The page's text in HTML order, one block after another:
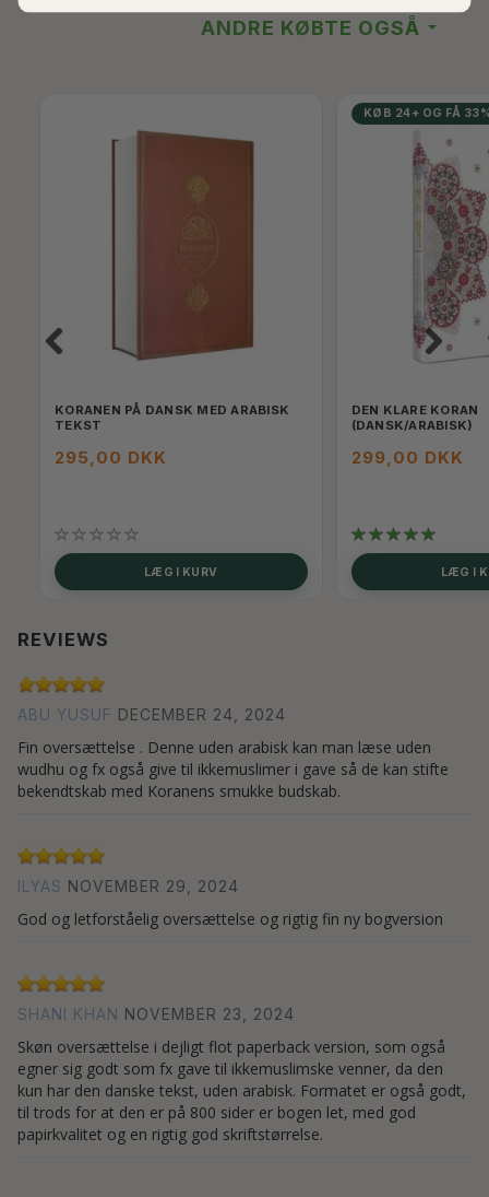
ANDRE KØBTE OGSÅ
KORANEN PÅ DANSK MED ARABISK
TEKST
295,00 DKK
LÆG I KURV
KØB 24+ OG FÅ
DEN KLARE KORAN
(DANSK/ARABISK)
299,00 DKK
LÆG I
REVIEWS
ABU YUSUF DECEMBER 24, 2024
Fin oversættelse . Denne uden arabisk kan man læse uden
wudhu og fx også give til ikkemuslimer i gave så de kan stifte
bekendtskab med Koranens smukke budskab.
ILYAS NOVEMBER 29, 2024
God og letforståelig oversættelse og rigtig fin ny bogversion
SHANI KHAN NOVEMBER 23, 2024
Skøn oversættelse i dejligt flot paperback version, som også
egner sig godt som fx gave til ikkemuslimske venner, da den
kun har den danske tekst, uden arabisk. Formatet er også godt,
til trods for at den er på 800 sider er bogen let, med god
papirkvalitet og en rigtig god skriftstørrelse.